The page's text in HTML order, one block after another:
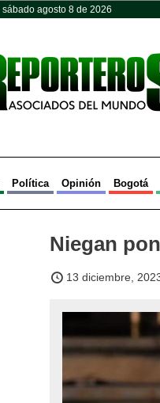
sábado agosto 8 de 2026
Política Opinión Bogotá
Niegan
13 diciembre,
Opinión Política